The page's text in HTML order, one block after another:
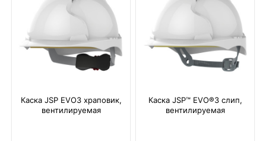
Каска JSP EVO3 храповик,
вентилируемая
Каска JSP™ EVO®3 слип,
вентилируемая